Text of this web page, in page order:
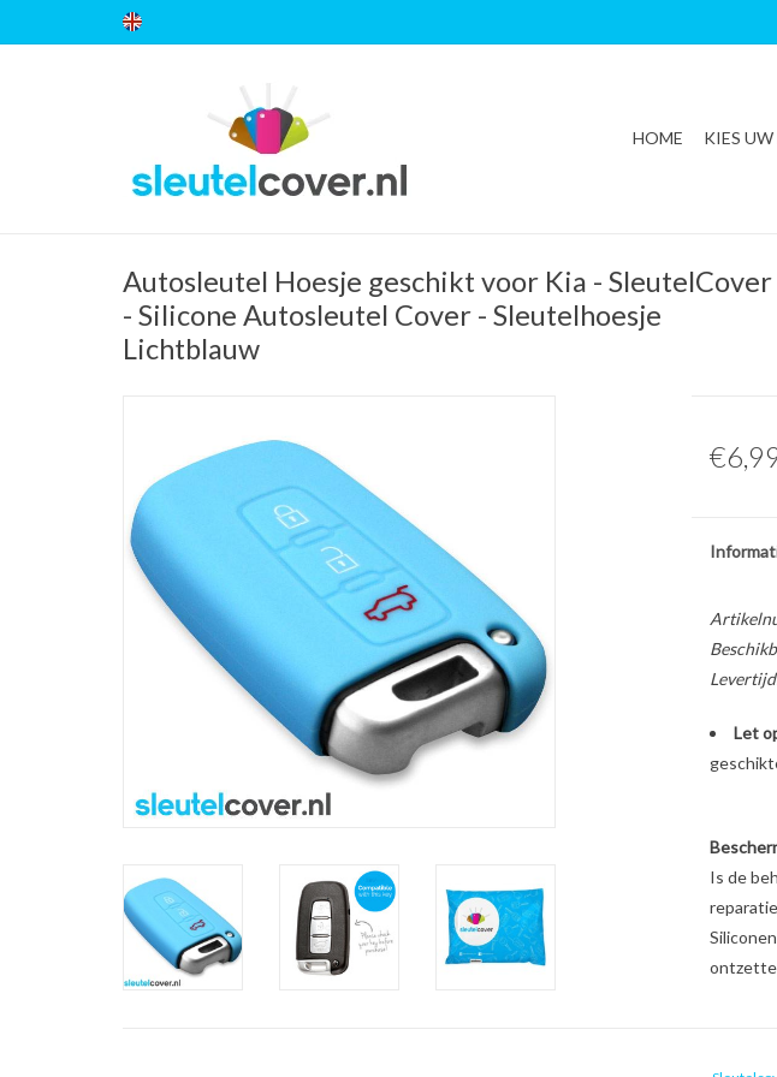
HOME KIES UW
Autosleutel Hoesje geschikt voor Kia - SleutelCover
- Silicone Autosleutel Cover - Sleutelhoesje
Lichtblauw
Let
Is de